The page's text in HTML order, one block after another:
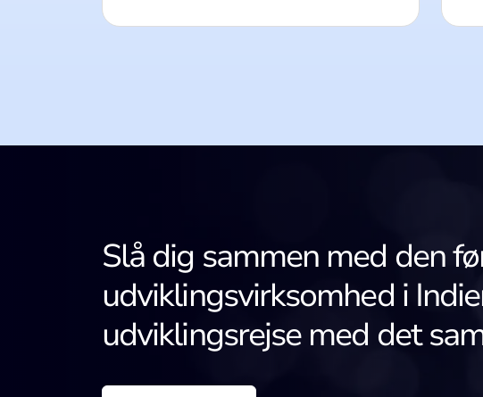
Slå dig sammen med den
udviklingsvirksomhed i
udviklingsrejse med det